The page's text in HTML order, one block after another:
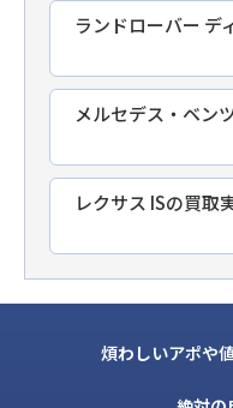
ランドローバー デ
メルセデス・ベン
レクサス ISの買取
煩わしいアポや